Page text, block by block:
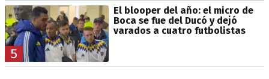
5
El blooper del año: el micro de
Boca se fue del Ducó y dejó
varados a cuatro futbolistas